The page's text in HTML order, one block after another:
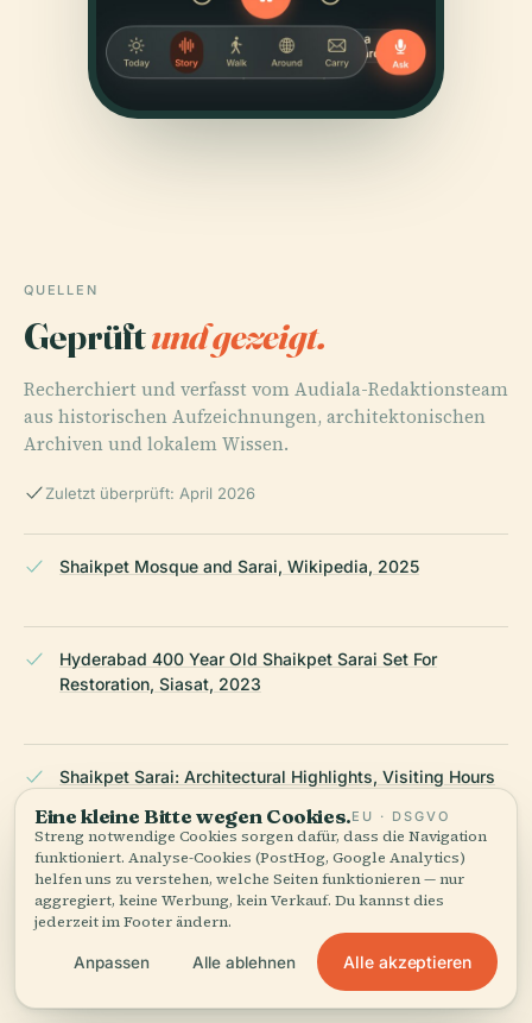
QUELLEN
Geprüftund gezeigt.
Recherchiert und verfasst vom Audiala-Redaktionsteam
aus historischen Aufzeichnungen, architektonischen
Archiven und lokalem Wissen.
Zuletzt überprüft: April 2026
Shaikpet Mosque and Sarai, Wikipedia, 2025
Hyderabad 400 Year Old Shaikpet Sarai Set For
Restoration, Siasat, 2023
Shaikpet Sarai: Architectural Highlights, Visiting Hours
2024
Shaikpet Sarai Revamp Hyderabad, Hyderabad Mail,
Eine kleine Bitte wegen Cookies.EU · DSGVO
Streng notwendige Cookies sorgen dafür, dass die Navigation
funktioniert. Analyse-Cookies (PostHog, Google Analytics)
helfen uns zu verstehen, welche Seiten funktionieren — nur
aggregiert, keine Werbung, kein Verkauf. Du kannst dies
jederzeit im Footer ändern.
Anpassen Alle ablehnen Alle akzeptieren